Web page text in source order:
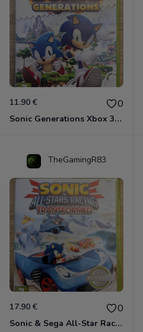
11.90 € 0
Sonic Generations Xbox 360
TheGamingR83
17.90 € 0
Sonic & Sega All-Star Racing - Transformed Xbox 360